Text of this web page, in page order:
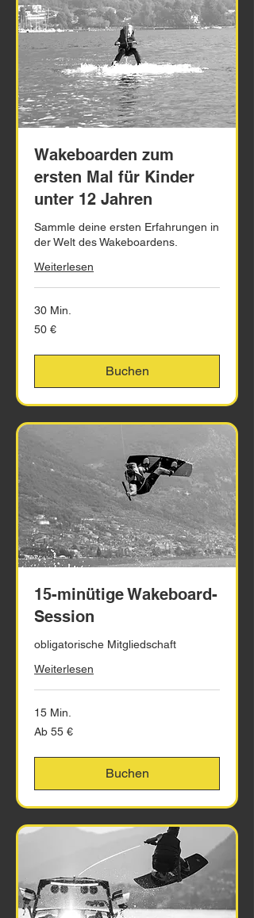
Wakeboarden zum
ersten Mal für Kinder
unter 12 Jahren
Sammle deine ersten Erfahrungen in
der Welt des Wakeboardens.
Weiterlesen
30 Min.
50
Euro
50 €
Buchen
15-minütige Wakeboard-
Session
obligatorische Mitgliedschaft
Weiterlesen
15 Min.
Ab
55
Ab 55 €
Buchen